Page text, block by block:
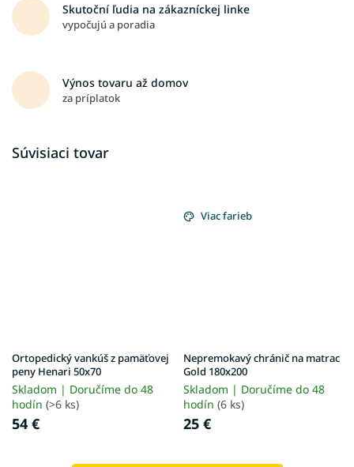
Skutoční ľudia na zákazníckej linke
vypočujú a poradia
Výnos tovaru až domov
za príplatok
Súvisiaci tovar
Ortopedický vankúš z pamäťovej
peny Henari 50x70
Skladom | Doručíme do 48
hodín (>6 ks)
54 €
Viac farieb
Nepremokavý chránič na matrac
Gold 180x200
Skladom | Doručíme do 48
hodín (6 ks)
25 €